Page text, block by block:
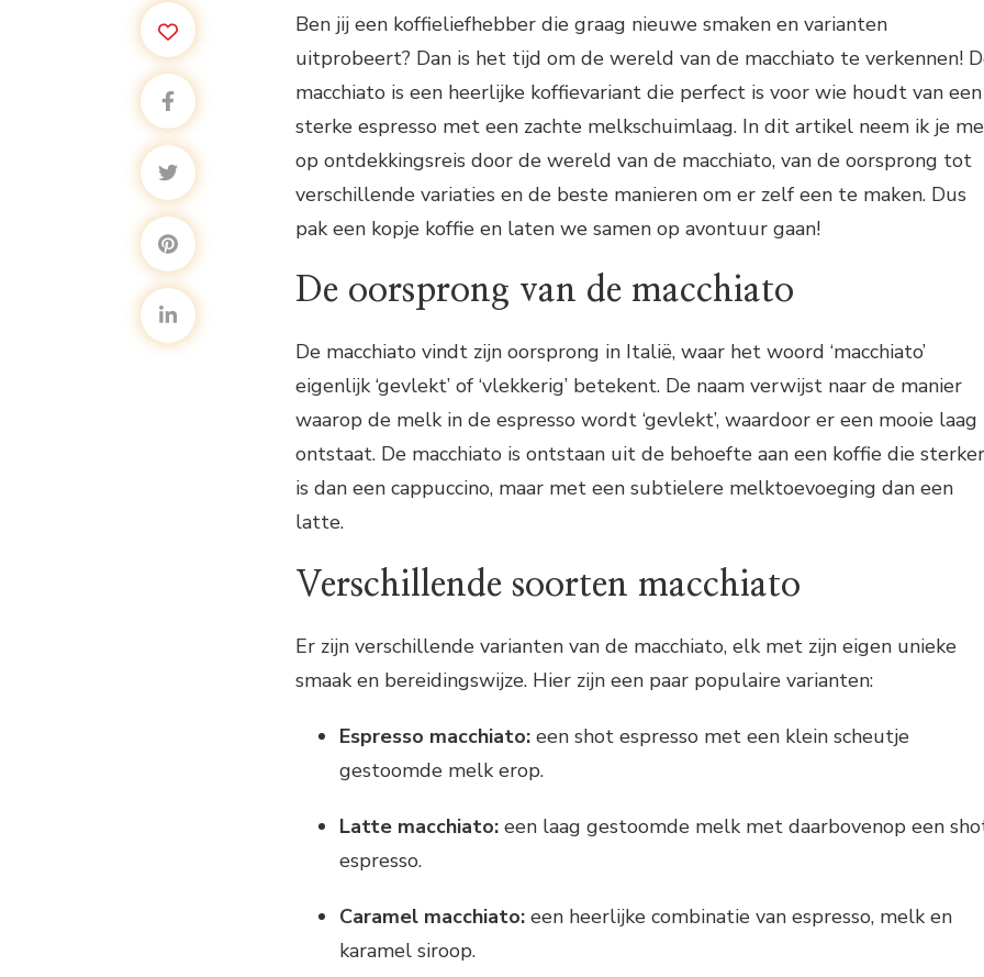
Ben jij een koffieliefhebber die graag nieuwe smaken en varianten
uitprobeert? Dan is het tijd om de wereld van de macchiato te verkennen!
macchiato is een heerlijke koffievariant die perfect is voor wie houdt van een
sterke espresso met een zachte melkschuimlaag. In dit artikel neem ik je
op ontdekkingsreis door de wereld van de macchiato, van de oorsprong tot
verschillende variaties en de beste manieren om er zelf een te maken. Dus
pak een kopje koffie en laten we samen op avontuur gaan!
De oorsprong van de macchiato
De macchiato vindt zijn oorsprong in Italië, waar het woord ‘macchiato’
eigenlijk ‘gevlekt’ of ‘vlekkerig’ betekent. De naam verwijst naar de manier
waarop de melk in de espresso wordt ‘gevlekt’, waardoor er een mooie laag
ontstaat. De macchiato is ontstaan uit de behoefte aan een koffie die sterker
is dan een cappuccino, maar met een subtielere melktoevoeging dan een
latte.
Verschillende soorten macchiato
Er zijn verschillende varianten van de macchiato, elk met zijn eigen unieke
smaak en bereidingswijze. Hier zijn een paar populaire varianten:
Espresso macchiato: een shot espresso met een klein scheutje
gestoomde melk erop.
Latte macchiato: een laag gestoomde melk met daarbovenop een
espresso.
Caramel macchiato: een heerlijke combinatie van espresso, melk en
karamel siroop.